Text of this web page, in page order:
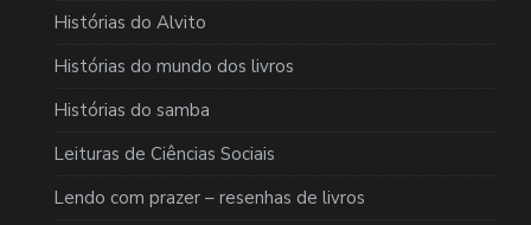
Histórias do Alvito
Histórias do mundo dos livros
Histórias do samba
Leituras de Ciências Sociais
Lendo com prazer – resenhas de livros